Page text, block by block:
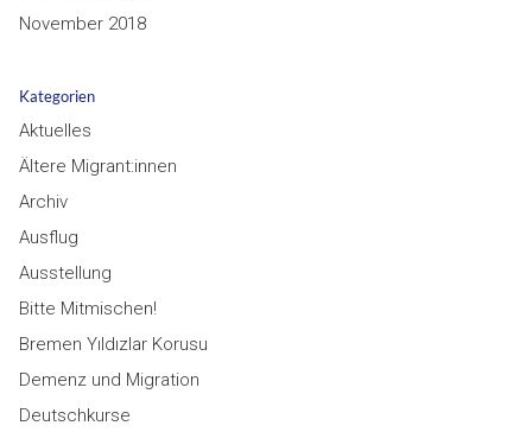
November 2018
Kategorien
Aktuelles
Ältere Migrant:innen
Archiv
Ausflug
Ausstellung
Bitte Mitmischen!
Bremen Yıldızlar Korusu
Demenz und Migration
Deutschkurse